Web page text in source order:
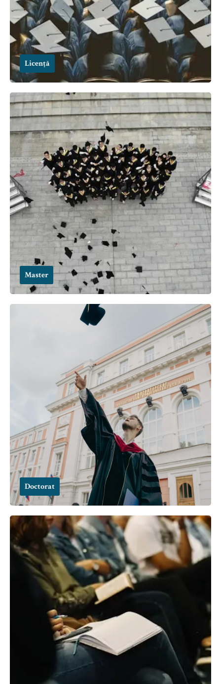
Licență
Master
Doctorat